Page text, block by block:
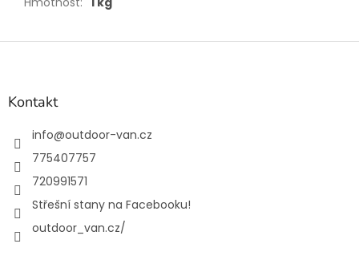
Z
Kontakt
info@outdoor-van.cz
775407757
720991571
Střešní stany na Facebooku!
outdoor_van.cz/